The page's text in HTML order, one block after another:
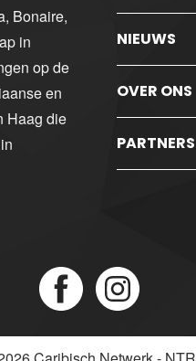
Bonaire,
in
op de
en
Haag die
NIEUWS
OVER ONS
PARTNERS